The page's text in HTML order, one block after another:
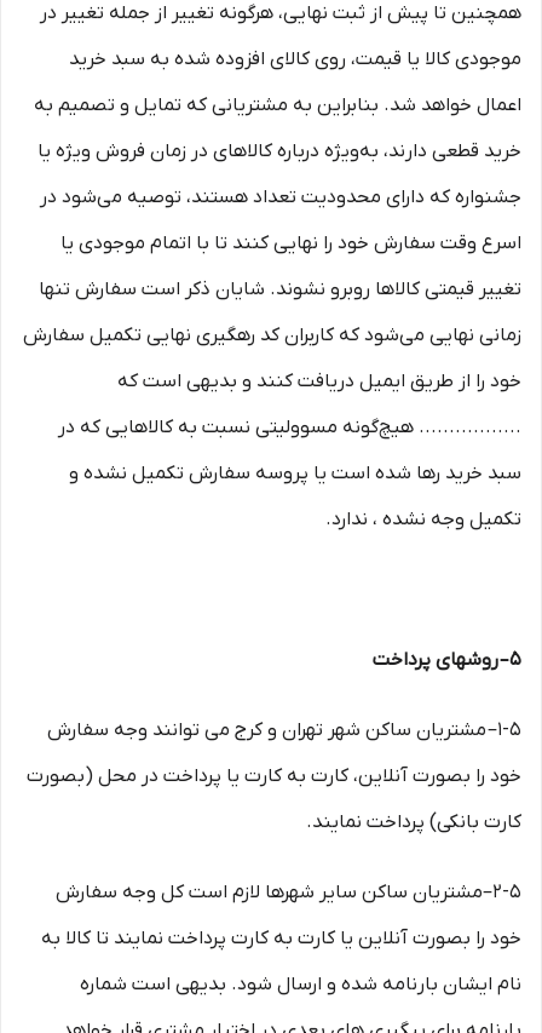
همچنین تا پیش از ثبت نهایی، هرگونه تغییر از جمله تغییر در
موجودی کالا یا قیمت، روی کالای افزوده شده به سبد خرید
اعمال خواهد شد. بنابراین به مشتریانی که تمایل و تصمیم به
خرید قطعی دارند، به‌ویژه درباره کالاهای در زمان فروش ویژه یا
جشنواره که دارای محدودیت تعداد هستند، توصیه می‌شود در
اسرع وقت سفارش خود را نهایی کنند تا با اتمام موجودی یا
تغییر قیمتی کالاها روبرو نشوند. شایان ذکر است سفارش تنها
زمانی نهایی می‌شود که کاربران کد رهگیری نهایی تکمیل سفارش
خود را از طریق ایمیل دریافت کنند و بدیهی است که
................. هیچ‌گونه مسوولیتی نسبت به کالاهایی که در
سبد خرید رها شده است یا پروسه سفارش تکمیل نشده و
تکمیل وجه نشده ، ندارد.
۵– روشهای پرداخت
۱-۵– مشتریان ساکن شهر تهران و کرج می توانند وجه سفارش
خود را بصورت آنلاین، کارت به کارت یا پرداخت در محل (بصورت
کارت بانکی) پرداخت نمایند.
۲-۵–مشتریان ساکن سایر شهرها لازم است کل وجه سفارش
خود را بصورت آنلاین یا کارت به کارت پرداخت نمایند تا کالا به
نام ایشان بارنامه شده و ارسال شود. بدیهی است شماره